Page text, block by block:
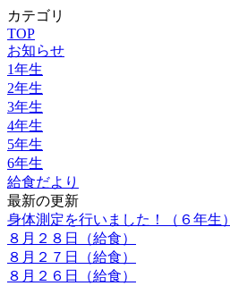
カテゴリ
TOP
お知らせ
1年生
2年生
3年生
4年生
5年生
6年生
給食だより
最新の更新
身体測定を行いました！（６年生）
８月２８日（給食）
８月２７日（給食）
８月２６日（給食）